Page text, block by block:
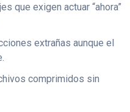
que exigen actuar “ahora”
extrañas aunque el
comprimidos sin